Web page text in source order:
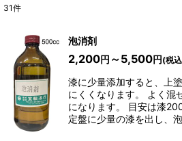
並び順:
絞り込む
31件
泡消剤
2,200円 ～5,500円 (税
漆に少量添加すると、上
にくくなります。 よく混
になります。 目安は漆
定盤に少量の漆を出し、